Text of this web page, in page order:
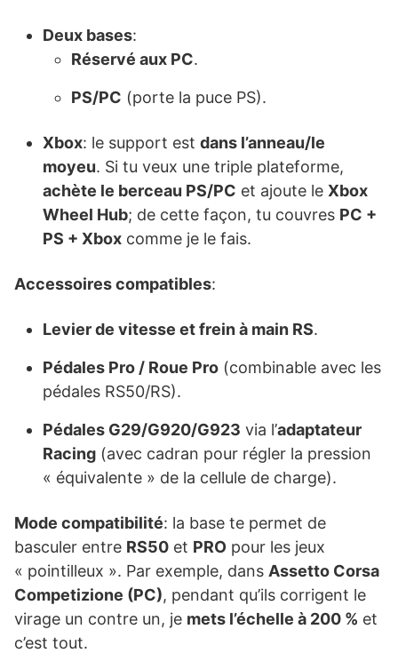
Deux bases:
Réservé aux PC.
PS/PC (porte la puce PS).
Xbox: le support est dans l’anneau/le
moyeu. Si tu veux une triple plateforme,
achète le berceau PS/PC et ajoute le Xbox
Wheel Hub; de cette façon, tu couvres PC +
PS + Xbox comme je le fais.
Accessoires compatibles:
Levier de vitesse et frein à main RS.
Pédales Pro / Roue Pro (combinable avec les
pédales RS50/RS).
Pédales G29/G920/G923 via l’adaptateur
Racing (avec cadran pour régler la pression
« équivalente » de la cellule de charge).
Mode compatibilité: la base te permet de
basculer entre RS50 et PRO pour les jeux
« pointilleux ». Par exemple, dans Assetto Corsa
Competizione (PC), pendant qu’ils corrigent le
virage un contre un, je mets l’échelle à 200 % et
c’est tout.